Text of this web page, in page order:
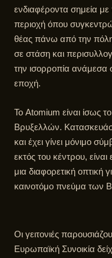
ενδιαφέροντα σημεία
περιοχή όπου
θέας πάνω από την
σε στάση και
την ισορροπία ανάμεσα
εποχή.
Το Atomium είναι ίσως
Βρυξελλών.
και έχει γίνει μόνιμο
εκτός του κέντρου,
μια διαφορετική οπτική
καινοτόμο πνεύμα των
Οι γειτονιές
Ευρωπαϊκή Συνοικία